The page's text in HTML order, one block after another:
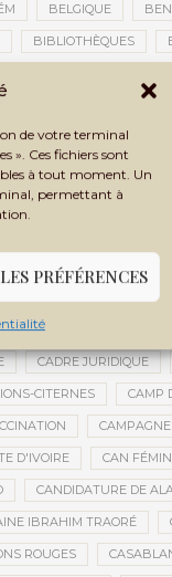
de votre terminal
». Ces fichiers sont
à tout moment. Un
permettant à
PRÉFÉRENCES
BELGIQUE
BIBLIOTHÈQUES
ARTISTIQUE ET
BIENNALE DE
HUMAIN BINTOU
BLESSÉS DE
BOKO HARAM
BOURSES
BRIGADE MOBILE
BUREAU DU
CADRE JURIDIQUE
CITERNES CAMP
D'IVOIRE CAN
CANDIDATURE DE
IBRAHIM TRAORÉ
ROUGES